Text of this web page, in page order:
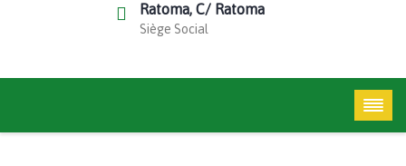
Ratoma, C/ Ratoma
Siège Social